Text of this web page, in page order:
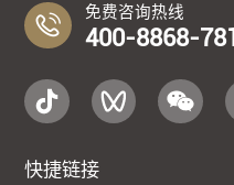
免费咨询热线
400-8868-781
快捷链接